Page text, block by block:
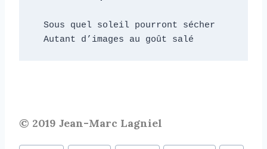
  Autant d’images au goût salé
© 2019 Jean-Marc Lagniel